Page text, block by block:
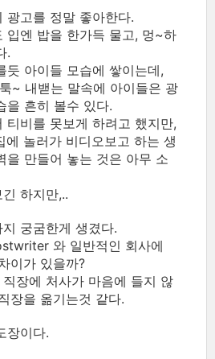
광고를 정말 좋아한다.
입엔 밥을 한가득 물고, 멍~하
.
듯 아이들 모습에 쌓이는데,
~ 내밷는 말속에 아이들은 광
을 흔히 볼수 있다.
티비를 못보게 하려고 했지만,
에 놀러가 비디오보고 하는 생
을 만들어 놓는 것은 아무 소
하지만,..
궁굼한게 생겼다.
와 일반적인 회사에
이가 있을까?
장에 처사가 마음에 들지 않
장을 옮기는것 같다.
장이다.